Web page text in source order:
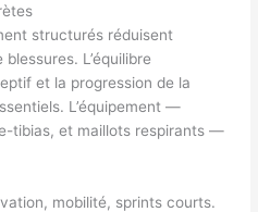
structurés réduisent
L’équilibre
et la progression de la
L’équipement —
tibias, et maillots respirants —
mobilité, sprints courts.